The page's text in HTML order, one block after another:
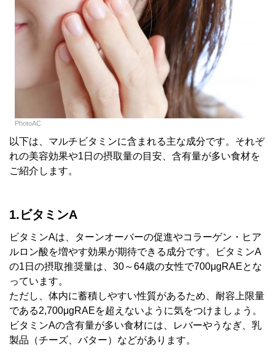
PhotoAC
以下は、マルチビタミンに含まれる主な成分です。それぞ
れの美容効果や1日の摂取量の目安、含有量が多い食材を
ご紹介します。
1.ビタミンA
ビタミンAは、ターンオーバーの促進やコラーゲン・ヒア
ルロン酸を増やす効果が期待できる成分です。ビタミンA
の1日の摂取推奨量は、30～64歳の女性で700μgRAEとな
っています。
ただし、体内に蓄積しやすい性質があるため、耐容上限量
である2,700μgRAEを超えないように気をつけましょう。
ビタミンAの含有量が多い食材には、レバーやうなぎ、乳
製品（チーズ、バター）などがあります。